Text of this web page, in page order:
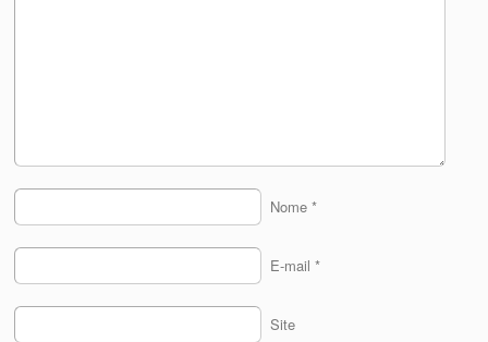
Nome *
E-mail *
Site